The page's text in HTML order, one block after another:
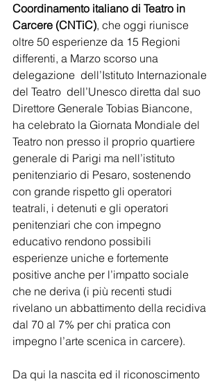
Coordinamento italiano di Teatro in
Carcere (CNTiC), che oggi riunisce
oltre 50 esperienze da 15 Regioni
differenti, a Marzo scorso una
delegazione  dell’Istituto Internazionale
del Teatro  dell’Unesco diretta dal suo
Direttore Generale Tobias Biancone,
ha celebrato la Giornata Mondiale del
Teatro non presso il proprio quartiere
generale di Parigi ma nell’istituto
penitenziario di Pesaro, sostenendo
con grande rispetto gli operatori
teatrali, i detenuti e gli operatori
penitenziari che con impegno
educativo rendono possibili
esperienze uniche e fortemente
positive anche per l’impatto sociale
che ne deriva (i più recenti studi
rivelano un abbattimento della recidiva
dal 70 al 7% per chi pratica con
impegno l’arte scenica in carcere).
Da qui la nascita ed il riconoscimento